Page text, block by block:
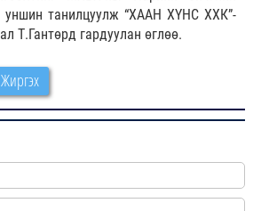
танилцуулж “ХААН ХҮНС ХХК”-
Т.Гантөрд гардуулан өглөө.
Жиргэх